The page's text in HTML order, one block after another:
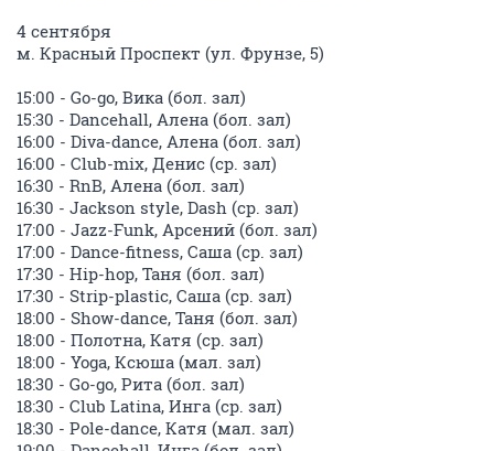
4 сентября
м. Красный Проспект (ул. Фрунзе, 5)
15:00 - Go-go, Вика (бол. зал)
15:30 - Dancehall, Алена (бол. зал)
16:00 - Diva-dance, Алена (бол. зал)
16:00 - Club-mix, Денис (ср. зал)
16:30 - RnB, Алена (бол. зал)
16:30 - Jackson style, Dash (ср. зал)
17:00 - Jazz-Funk, Арсений (бол. зал)
17:00 - Dance-fitness, Саша (ср. зал)
17:30 - Hip-hop, Таня (бол. зал)
17:30 - Strip-plastic, Саша (ср. зал)
18:00 - Show-dance, Таня (бол. зал)
18:00 - Полотна, Катя (ср. зал)
18:00 - Yoga, Ксюша (мал. зал)
18:30 - Go-go, Рита (бол. зал)
18:30 - Club Latina, Инга (ср. зал)
18:30 - Pole-dance, Катя (мал. зал)